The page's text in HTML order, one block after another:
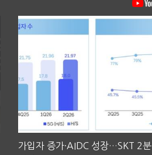
가입자 증가·AIDC 성장…SKT 2